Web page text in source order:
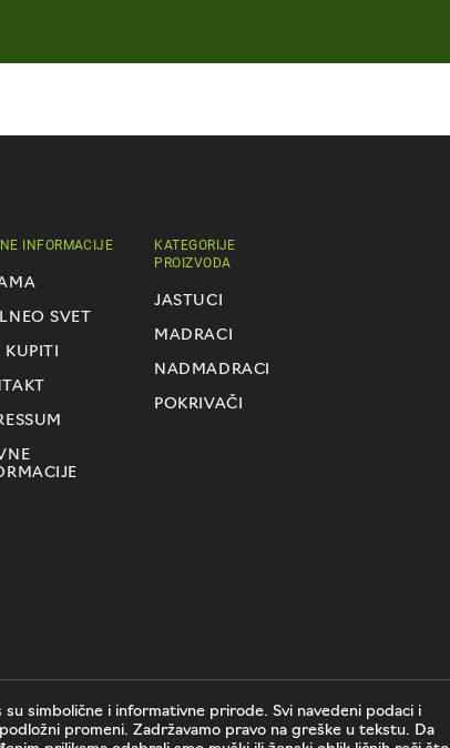
INFORMACIJE
SVET
KUPITI
KATEGORIJE
PROIZVODA
JASTUCI
MADRACI
NADMADRACI
POKRIVAČI
simbolične i informativne prirode. Svi navedeni podaci i
promeni. Zadržavamo pravo na greške u tekstu. Da